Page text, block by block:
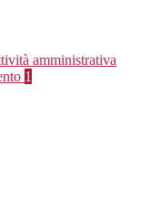
amministrativa
1